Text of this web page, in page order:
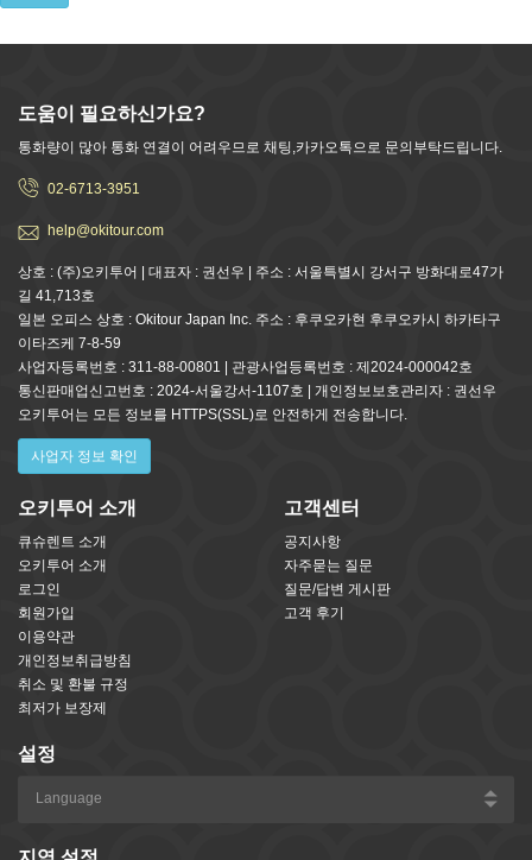
도움이 필요하신가요?
통화량이 많아 통화 연결이 어려우므로 채팅,카카오톡으로 문의부탁드립니다.
02-6713-3951
help@okitour.com
상호 : (주)오키투어 | 대표자 : 권선우 | 주소 : 서울특별시 강서구 방화대로47가
길 41,713호
일본 오피스 상호 : Okitour Japan Inc. 주소 : 후쿠오카현 후쿠오카시 하카타구
이타즈케 7-8-59
사업자등록번호 : 311-88-00801 | 관광사업등록번호 : 제2024-000042호
통신판매업신고번호 : 2024-서울강서-1107호 | 개인정보보호관리자 : 권선우
오키투어는 모든 정보를 HTTPS(SSL)로 안전하게 전송합니다.
사업자 정보 확인
오키투어 소개
큐슈렌트 소개
오키투어 소개
로그인
회원가입
이용약관
개인정보취급방침
취소 및 환불 규정
최저가 보장제
고객센터
공지사항
자주묻는 질문
질문/답변 게시판
고객 후기
설정